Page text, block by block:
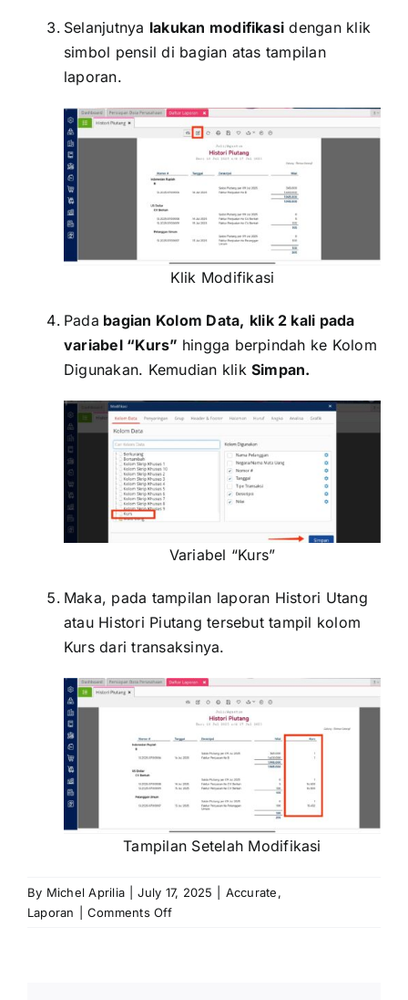
Selanjutnya lakukan modifikasi dengan klik
simbol pensil di bagian atas tampilan
laporan.
Klik Modifikasi
Pada bagian Kolom Data, klik 2 kali pada
variabel “Kurs” hingga berpindah ke Kolom
Digunakan. Kemudian klikSimpan.
Variabel “Kurs”
Maka, pada tampilan laporan Histori Utang
atau Histori Piutang tersebut tampil kolom
Kurs dari transaksinya.
Tampilan Setelah Modifikasi
By Michel Aprilia July 17, 2025 Accurate,
Laporan
Comments Offon